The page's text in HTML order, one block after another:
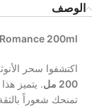
الوصف
Romance 200ml – عطر أرماف سبراي
اكتشفوا سحر
200 مل
. يتميز
تمنحك شعوراً